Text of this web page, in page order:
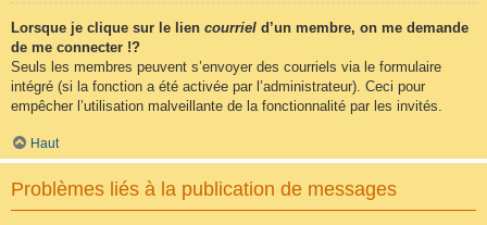
Lorsque je clique sur le lien courriel d’un membre, on me demande
de me connecter !?
Seuls les membres peuvent s’envoyer des courriels via le formulaire
intégré (si la fonction a été activée par l’administrateur). Ceci pour
empêcher l’utilisation malveillante de la fonctionnalité par les invités.
Haut
Problèmes liés à la publication de messages